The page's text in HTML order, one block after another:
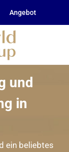
Angebot
und
in
ein beliebtes